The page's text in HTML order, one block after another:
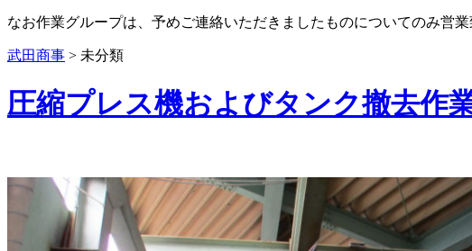
なお作業グループは、予めご連絡いただきましたものについてのみ営
武田商事 > 未分類
圧縮プレス機およびタンク撤去作